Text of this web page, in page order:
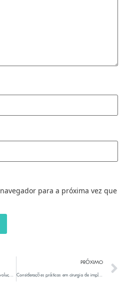
para a próxima vez que
Testes podem determinar o risco de evolução do câncer de próstata
PRÓXIMO
Considerações práticas em cirurgia de implante peniano inflávelTT